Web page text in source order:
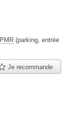
PMR (parking, entrée
Je recommande